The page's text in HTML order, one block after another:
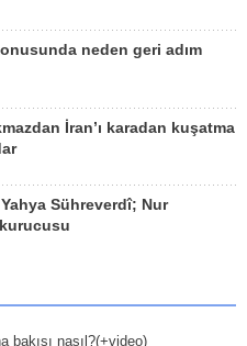
neden geri adım
İran’ı karadan kuşatma
Sühreverdî; Nur
bakışı nasıl?(+video)